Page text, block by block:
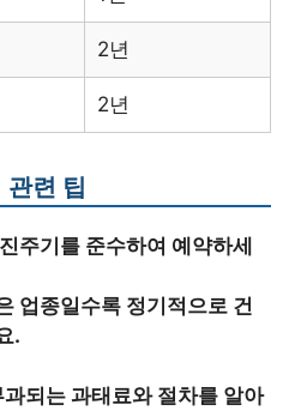
2년
2년
관련 팁
주기를 준수하여 예약하세
업종일수록 정기적으로 건
.
되는 과태료와 절차를 알아